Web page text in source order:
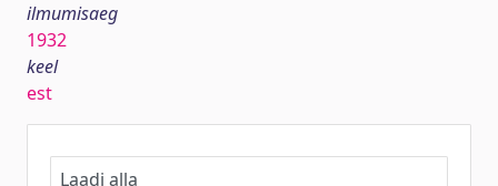
ilmumisaeg
1932
keel
est
Laadi alla